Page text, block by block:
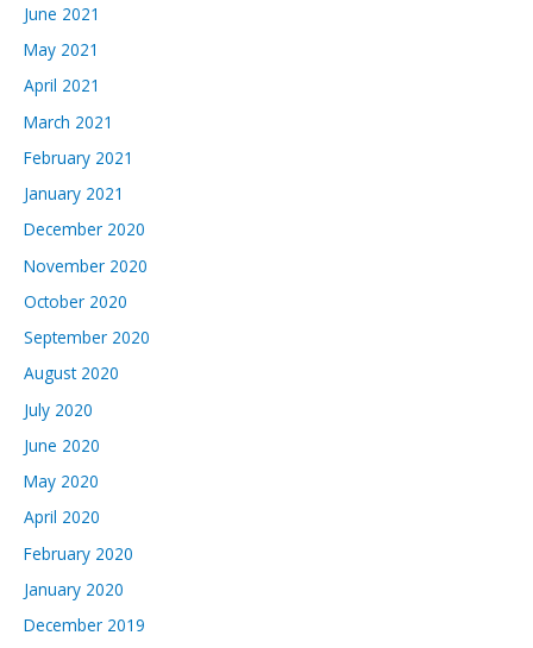
June 2021
May 2021
April 2021
March 2021
February 2021
January 2021
December 2020
November 2020
October 2020
September 2020
August 2020
July 2020
June 2020
May 2020
April 2020
February 2020
January 2020
December 2019